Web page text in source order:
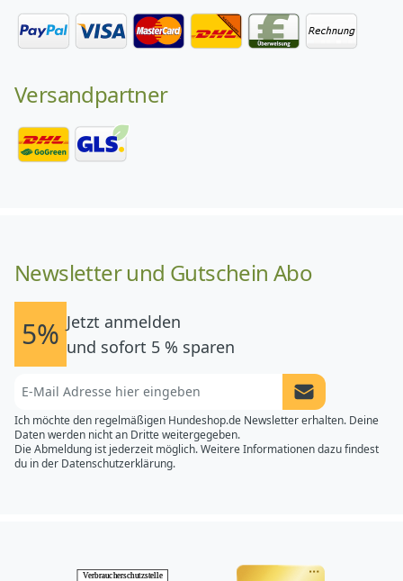
Versandpartner
Newsletter und Gutschein Abo
5% Jetzt anmelden
und sofort 5 % sparen
Newsletter
Ich möchte den regelmäßigen Hundeshop.de Newsletter erhalten. Deine
Daten werden nicht an Dritte weitergegeben.
Die Abmeldung ist jederzeit möglich. Weitere Informationen dazu findest
du in der Datenschutzerklärung.